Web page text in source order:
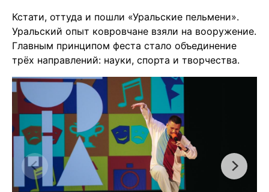
Кстати, оттуда и пошли «Уральские пельмени».
Уральский опыт ковровчане взяли на вооружение.
Главным принципом феста стало объединение
трёх направлений: науки, спорта и творчества.